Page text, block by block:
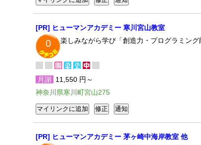
[PR] ヒューマンアカデミー 寒川宮山教室
0 楽しみながら学び「創造力・プログラミン
月謝 11,550 円～
神奈川県寒川町宮山275
[PR] ヒューマンアカデミー 茅ヶ崎中海岸教室 他